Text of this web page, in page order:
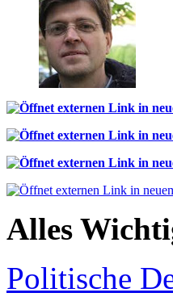
Alles
Politische